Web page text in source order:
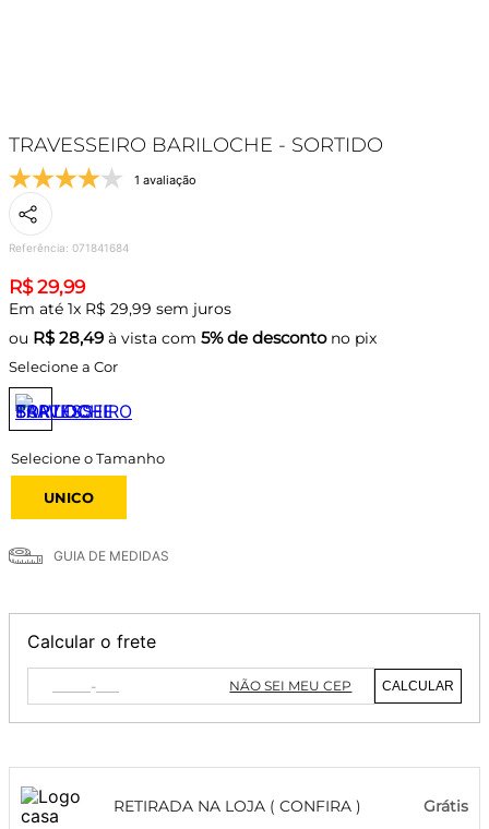
TRAVESSEIRO BARILOCHE - SORTIDO
1 avaliação
Referência: 071841684
R$ 29,99
Em até 1x R$ 29,99 sem juros
ou R$ 28,49 à vista com 5% de descontono pix
Selecione a Cor
UNICO
GUIA DE MEDIDAS
Calcular o frete
NÃO SEI MEU CEP CALCULAR
RETIRADA NA LOJA ( CONFIRA ) Grátis